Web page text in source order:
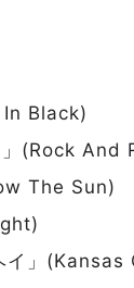
In Black)
」(Rock And
The Sun)
イ」